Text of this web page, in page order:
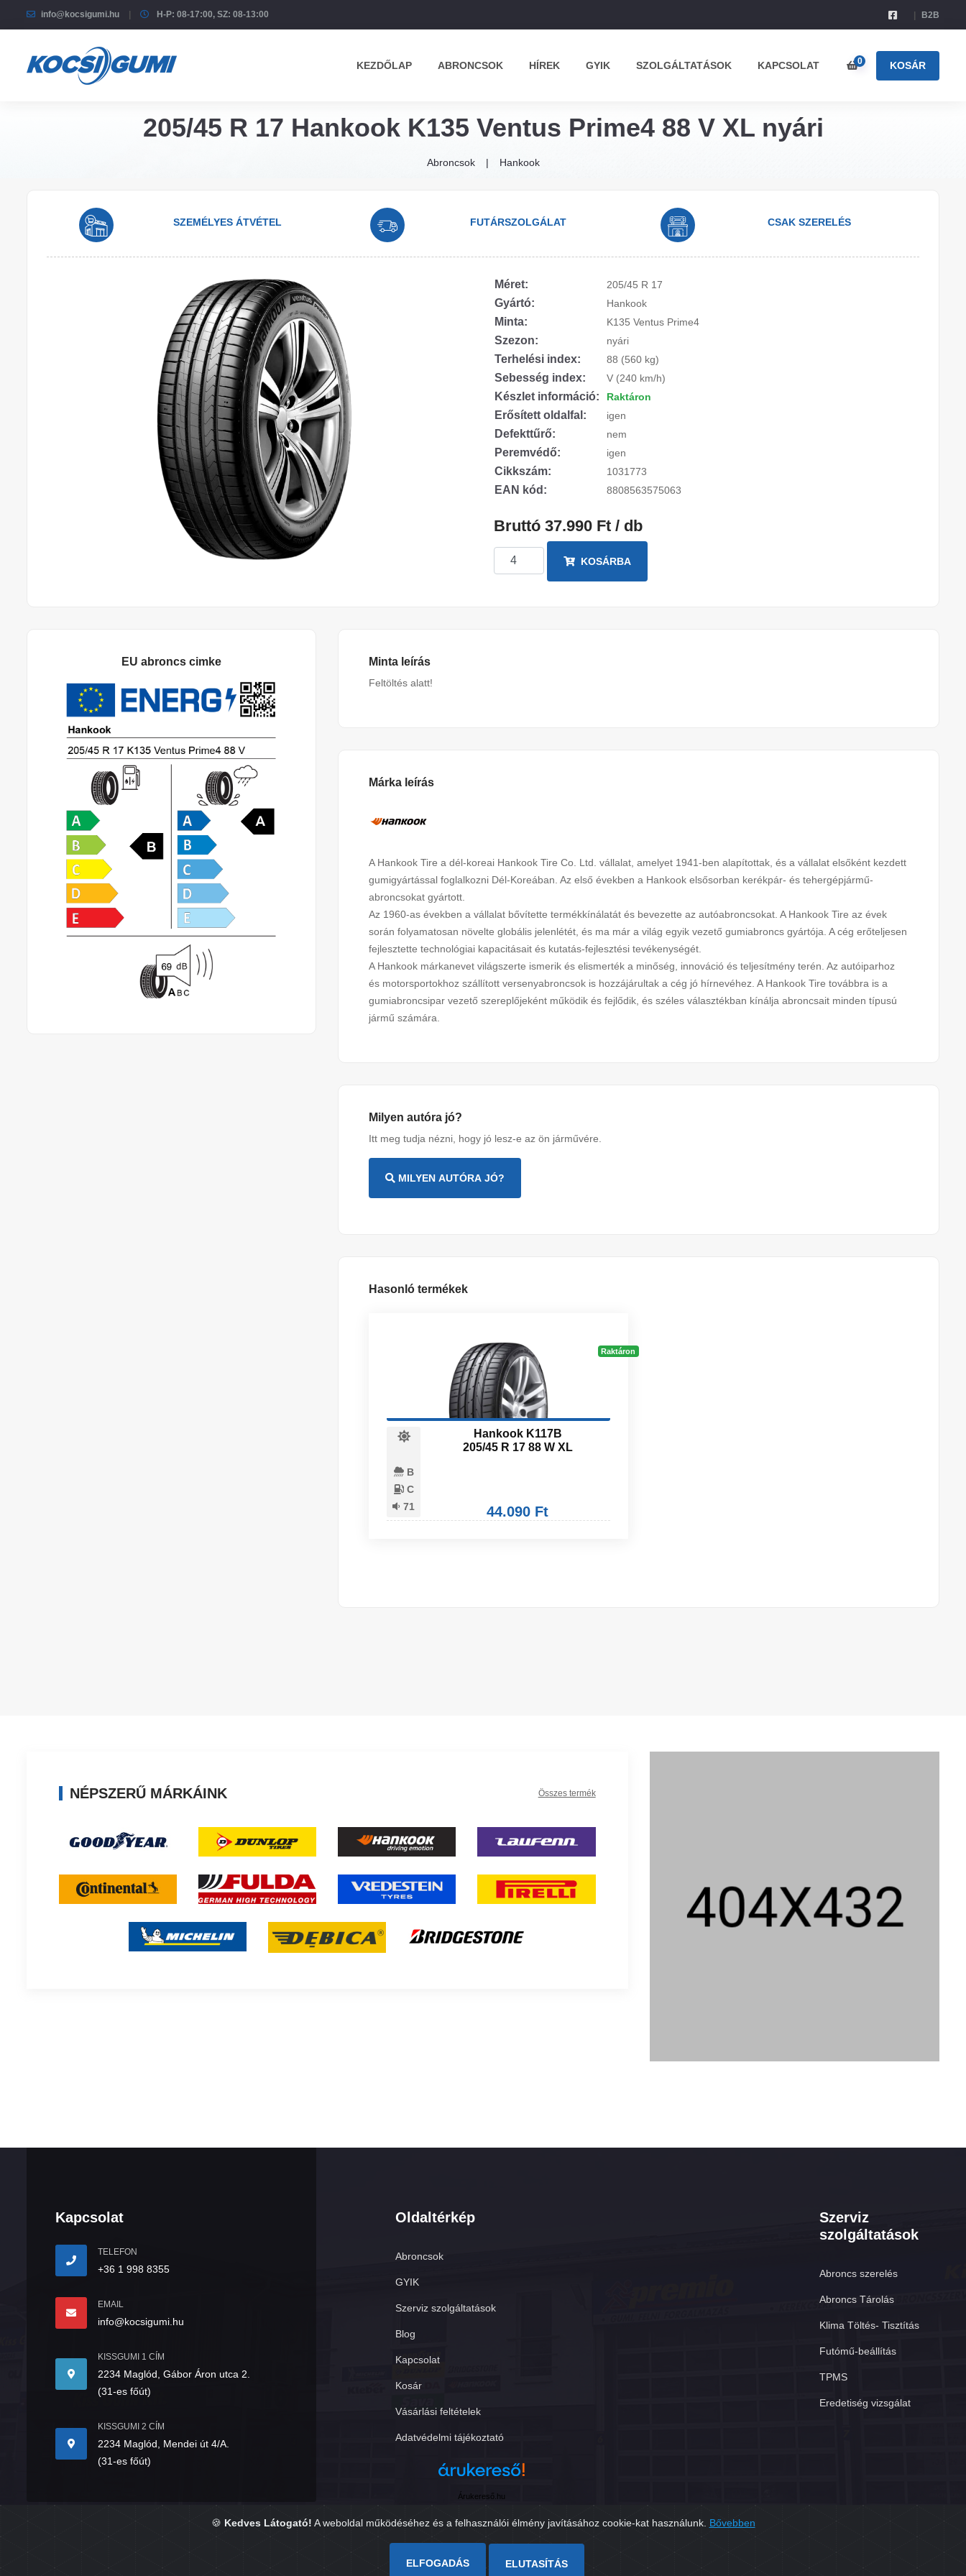
info@kocsigumi.hu H-P: 08-17:00, SZ: 08-13:00 B2B
KEZDŐLAP ABRONCSOK HÍREK GYIK SZOLGÁLTATÁSOK KAPCSOLAT 0 KOSÁR
205/45 R 17 Hankook K135 Ventus Prime4 88 V XL nyári
Abroncsok Hankook
SZEMÉLYES ÁTVÉTEL FUTÁRSZOLGÁLAT CSAK SZERELÉS
Méret: 205/45 R 17
Gyártó: Hankook
Minta: K135 Ventus Prime4
Szezon: nyári
Terhelési index: 88 (560 kg)
Sebesség index: V (240 km/h)
Készlet információ: Raktáron
Erősített oldalfal: igen
Defekttűrő: nem
Peremvédő: igen
Cikkszám: 1031773
EAN kód: 8808563575063
Bruttó 37.990 Ft / db
KOSÁRBA
EU abroncs cimke Minta leírás
Feltöltés alatt!
Márka leírás
A Hankook Tire a dél-koreai Hankook Tire Co. Ltd. vállalat, amelyet 1941-ben alapítottak, és a vállalat elsőként kezdett
gumigyártással foglalkozni Dél-Koreában. Az első években a Hankook elsősorban kerékpár- és tehergépjármű-
abroncsokat gyártott.
Az 1960-as években a vállalat bővítette termékkínálatát és bevezette az autóabroncsokat. A Hankook Tire az évek
során folyamatosan növelte globális jelenlétét, és ma már a világ egyik vezető gumiabroncs gyártója. A cég erőteljesen
fejlesztette technológiai kapacitásait és kutatás-fejlesztési tevékenységét.
A Hankook márkanevet világszerte ismerik és elismerték a minőség, innováció és teljesítmény terén. Az autóiparhoz
és motorsportokhoz szállított versenyabroncsok is hozzájárultak a cég jó hírnevéhez. A Hankook Tire továbbra is a
gumiabroncsipar vezető szereplőjeként működik és fejlődik, és széles választékban kínálja abroncsait minden típusú
jármű számára.
Milyen autóra jó?
Itt meg tudja nézni, hogy jó lesz-e az ön járművére.
MILYEN AUTÓRA JÓ?
Hasonló termékek
Raktáron
B
C
71
Hankook K117B
205/45 R 17 88 W XL
44.090 Ft
NÉPSZERŰ MÁRKÁINK Összes termék
🍪 Kedves Látogató! A weboldal működéséhez és a felhasználói élmény javításához cookie-kat használunk. Bővebben
ELFOGADÁS ELUTASÍTÁS
Kapcsolat
TELEFON
+36 1 998 8355
EMAIL
info@kocsigumi.hu
KISSGUMI 1 CÍM
2234 Maglód, Gábor Áron utca 2.
(31-es főút)
KISSGUMI 2 CÍM
2234 Maglód, Mendei út 4/A.
(31-es főút)
Oldaltérkép
Abroncsok
GYIK
Szerviz szolgáltatások
Blog
Kapcsolat
Kosár
Vásárlási feltételek
Adatvédelmi tájékoztató
Árukereső.hu
Szerviz
szolgáltatások
Abroncs szerelés
Abroncs Tárolás
Klima Töltés- Tisztítás
Futómű-beállítás
TPMS
Eredetiség vizsgálat